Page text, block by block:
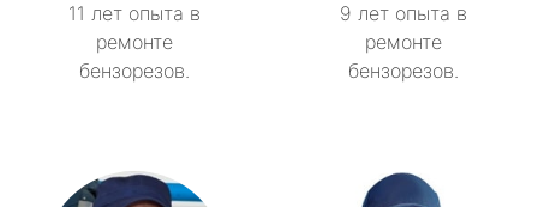
11 лет опыта в
ремонте
бензорезов.
9 лет опыта в
ремонте
бензорезов.